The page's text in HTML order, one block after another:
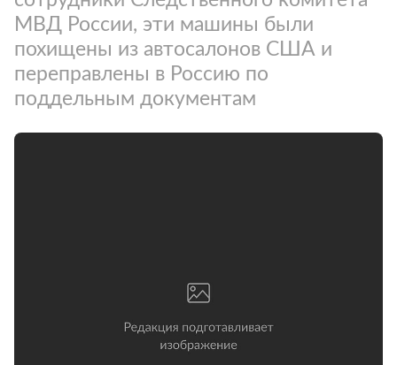
МВД России, эти машины были
похищены из автосалонов США и
переправлены в Россию по
поддельным документам